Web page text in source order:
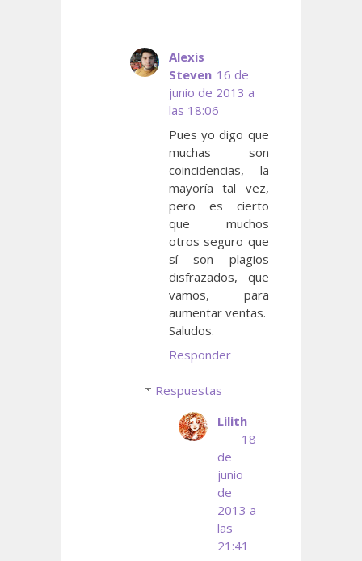
Alexis
Steven 16 de
junio de 2013 a
las 18:06
Pues yo digo que
muchas son
coincidencias, la
mayoría tal vez,
pero es cierto
que muchos
otros seguro que
sí son plagios
disfrazados, que
vamos, para
aumentar ventas.
Saludos.
Responder
Respuestas
Lilith
18
de
junio
de
2013 a
las
21:41